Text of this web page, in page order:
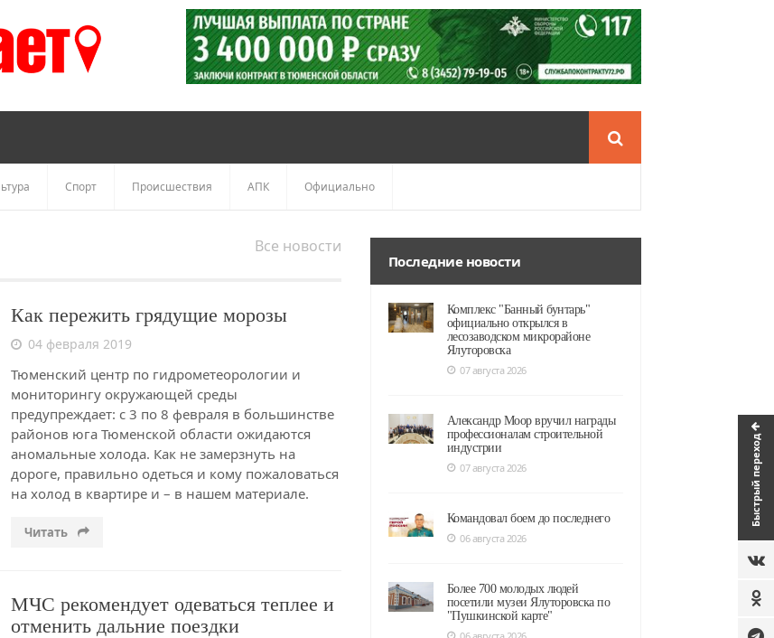
Быстрый переход
Спорт Происшествия АПК Официально
Все новости
Как пережить грядущие морозы
04 февраля 2019
Тюменский центр по гидрометеорологии и
мониторингу окружающей среды
предупреждает: с 3 по 8 февраля в большинстве
районов юга Тюменской области ожидаются
аномальные холода. Как не замерзнуть на
дороге, правильно одеться и кому пожаловаться
на холод в квартире и – в нашем материале.
Читать
МЧС рекомендует одеваться теплее и
отменить дальние поездки
Последние новости
Комплекс "Банный бунтарь"
официально открылся в
лесозаводском микрорайоне
Ялуторовска
07 августа 2026
Александр Моор вручил награды
профессионалам строительной
индустрии
07 августа 2026
Командовал боем до последнего
06 августа 2026
Более 700 молодых людей
посетили музеи Ялуторовска по
"Пушкинской карте"